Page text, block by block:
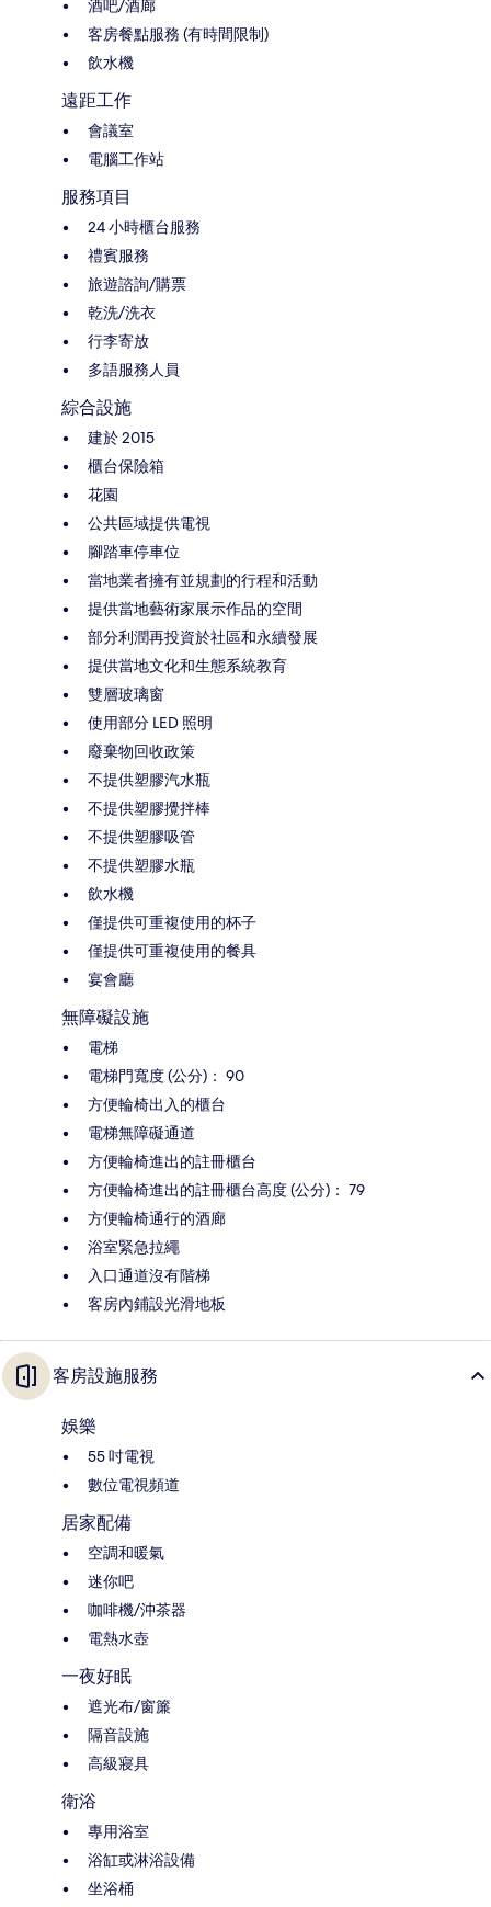
酒吧/酒廊
客房餐點服務 (有時間限制)
飲水機
遠距工作
會議室
電腦工作站
服務項目
24 小時櫃台服務
禮賓服務
旅遊諮詢/購票
乾洗/洗衣
行李寄放
多語服務人員
綜合設施
建於 2015
櫃台保險箱
花園
公共區域提供電視
腳踏車停車位
當地業者擁有並規劃的行程和活動
提供當地藝術家展示作品的空間
部分利潤再投資於社區和永續發展
提供當地文化和生態系統教育
雙層玻璃窗
使用部分 LED 照明
廢棄物回收政策
不提供塑膠汽水瓶
不提供塑膠攪拌棒
不提供塑膠吸管
不提供塑膠水瓶
飲水機
僅提供可重複使用的杯子
僅提供可重複使用的餐具
宴會廳
無障礙設施
電梯
電梯門寬度 (公分)： 90
方便輪椅出入的櫃台
電梯無障礙通道
方便輪椅進出的註冊櫃台
方便輪椅進出的註冊櫃台高度 (公分)： 79
方便輪椅通行的酒廊
浴室緊急拉繩
入口通道沒有階梯
客房內鋪設光滑地板
客房設施服務
娛樂
55 吋電視
數位電視頻道
居家配備
空調和暖氣
迷你吧
咖啡機/沖茶器
電熱水壺
一夜好眠
遮光布/窗簾
隔音設施
高級寢具
衛浴
專用浴室
浴缸或淋浴設備
坐浴桶